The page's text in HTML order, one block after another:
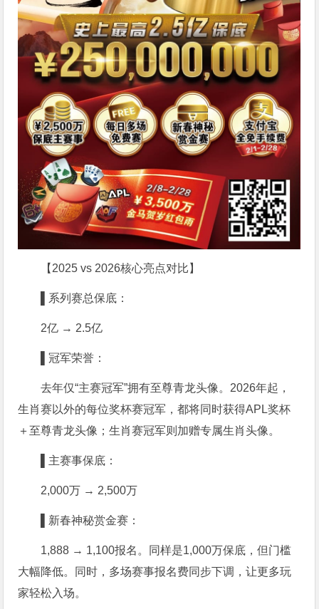
【2025 vs 2026核心亮点对比】
▌系列赛总保底：
2亿 → 2.5亿
▌冠军荣誉：
去年仅“主赛冠军”拥有至尊青龙头像。2026年起，
生肖赛以外的每位奖杯赛冠军，都将同时获得APL奖杯
＋至尊青龙头像；生肖赛冠军则加赠专属生肖头像。
▌主赛事保底：
2,000万 → 2,500万
▌新春神秘赏金赛：
1,888 → 1,100报名。同样是1,000万保底，但门槛
大幅降低。同时，多场赛事报名费同步下调，让更多玩
家轻松入场。